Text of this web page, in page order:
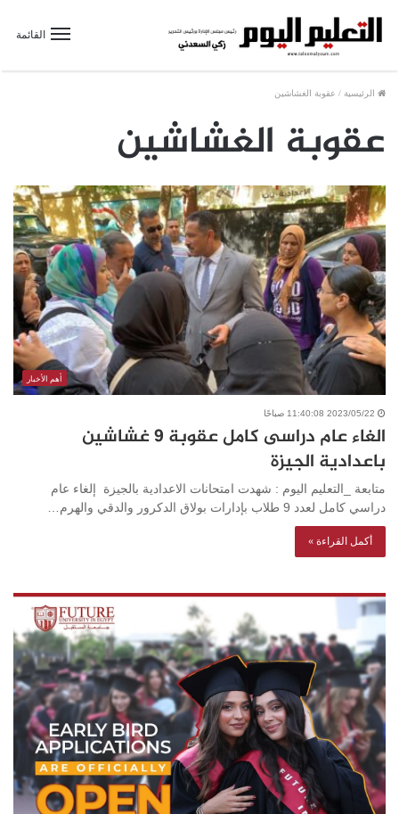
القائمة
الرئيسية / عقوبة الغشاشين
عقوبة الغشاشين
أهم الأخبار
2023/05/22 11:40:08 صباحًا
الغاء عام دراسى كامل عقوبة ٩ غشاشين
باعدادية الجيزة
متابعة _التعليم اليوم : شهدت امتحانات الاعدادية بالجيزة إلغاء عام
دراسي كامل لعدد 9 طلاب بإدارات بولاق الدكرور والدقي والهرم…
أكمل القراءة »